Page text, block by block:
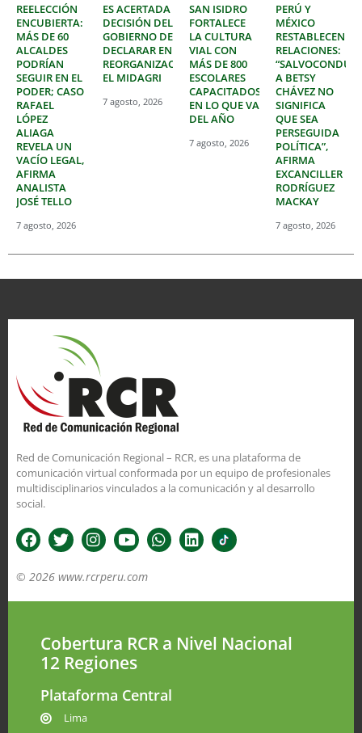
REELECCIÓN
ENCUBIERTA:
MÁS DE 60
ALCALDES
PODRÍAN
SEGUIR EN EL
PODER; CASO
RAFAEL
LÓPEZ
ALIAGA
REVELA UN
VACÍO LEGAL,
AFIRMA
ANALISTA
JOSÉ TELLO
7 agosto, 2026
ES ACERTADA
DECISIÓN DEL
GOBIERNO DE
DECLARAR EN
REORGANIZACIÓN
EL MIDAGRI
7 agosto, 2026
SAN ISIDRO
FORTALECE
LA CULTURA
VIAL CON
MÁS DE 800
ESCOLARES
CAPACITADOS
EN LO QUE VA
DEL AÑO
7 agosto, 2026
PERÚ Y
MÉXICO
RESTABLECEN
RELACIONES:
A BETSY
CHÁVEZ NO
SIGNIFICA
QUE SEA
PERSEGUIDA
POLÍTICA”,
AFIRMA
EXCANCILLER
RODRÍGUEZ
MACKAY
7 agosto, 2026
Red de Comunicación Regional – RCR, es una plataforma de
comunicación virtual conformada por un equipo de profesionales
multidisciplinarios vinculados a la comunicación y al desarrollo
social.
© 2026 www.rcrperu.com
Cobertura RCR a Nivel Nacional
12 Regiones
Plataforma Central
Lima